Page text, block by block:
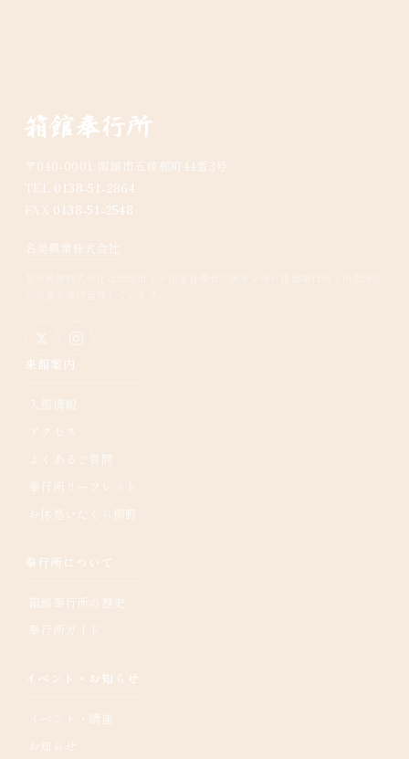
〒040-0001 函館市五稜郭町44番3号
TEL 0138-51-2864
FAX 0138-51-2548
名美興業株式会社
来館案内
入館情報
アクセス
よくあるご質問
奉行所リーフレット
お休処いたくら柳野
奉行所について
箱館奉行所の歴史
奉行所ガイド
イベント・お知らせ
イベント・講座
お知らせ